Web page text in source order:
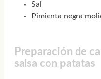
Sal
Pimienta negra
Preparación de
salsa con patatas